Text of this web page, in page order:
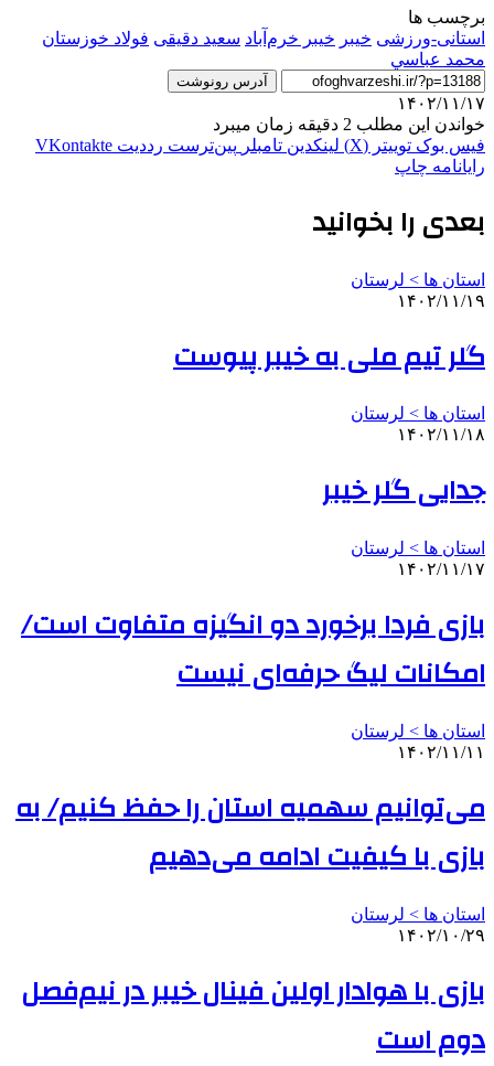
برچسب ها
استانی-ورزشی خیبر خیبر خرم‌آباد سعید دقیقی فولاد خوزستان
محمد عباسي
آدرس رونوشت
۱۴۰۲/۱۱/۱۷
خواندن این مطلب 2 دقیقه زمان میبرد
فیس بوک توییتر (X) لینکدین ‫تامبلر ‫پین‌ترست ‫رددیت ‫VKontakte
رایانامه چاپ
بعدی را بخوانید
استان ها > لرستان
۱۴۰۲/۱۱/۱۹
گلر تیم ملی به خیبر پیوست
استان ها > لرستان
۱۴۰۲/۱۱/۱۸
جدایی گلر خیبر
استان ها > لرستان
۱۴۰۲/۱۱/۱۷
بازی فردا برخورد دو انگیزه متفاوت است/
امکانات لیگ حرفه‌ای‌ نیست
استان ها > لرستان
۱۴۰۲/۱۱/۱۱
می‌توانیم سهمیه استان را حفظ کنیم/ به
بازی با کیفیت ادامه می‌دهیم
استان ها > لرستان
۱۴۰۲/۱۰/۲۹
بازی با هوادار اولین فینال خیبر در نیم‌فصل
دوم است